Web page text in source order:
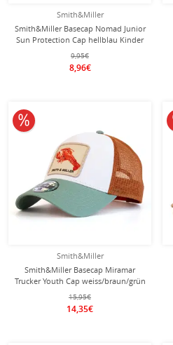
Smith&Miller
Smith&Miller Basecap Nomad Junior
Sun Protection Cap hellblau Kinder
- 1 Stück
9,95€
8,96€
Smith&Miller
Smith&Miller Basecap Miramar
Trucker Youth Cap weiss/braun/grün
- 1 Stück
15,95€
14,35€
10% reduziert